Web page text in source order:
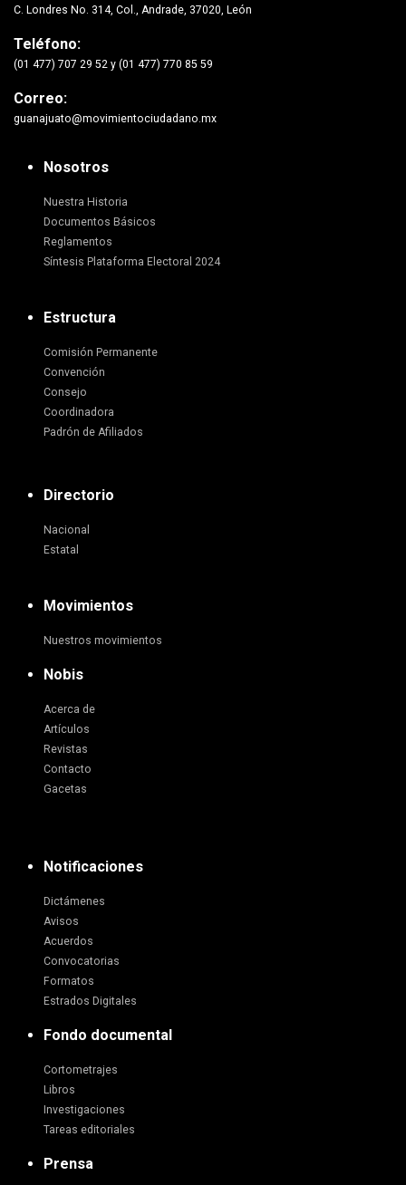
C. Londres No. 314, Col., Andrade, 37020, León
Teléfono:
(01 477) 707 29 52 y (01 477) 770 85 59
Correo:
guanajuato@movimientociudadano.mx
Nosotros
Nuestra Historia
Documentos Básicos
Reglamentos
Síntesis Plataforma Electoral 2024
Estructura
Comisión Permanente
Convención
Consejo
Coordinadora
Padrón de Afiliados
Directorio
Nacional
Estatal
Movimientos
Nuestros movimientos
Nobis
Acerca de
Artículos
Revistas
Contacto
Gacetas
Notificaciones
Dictámenes
Avisos
Acuerdos
Convocatorias
Formatos
Estrados Digitales
Fondo documental
Cortometrajes
Libros
Investigaciones
Tareas editoriales
Prensa